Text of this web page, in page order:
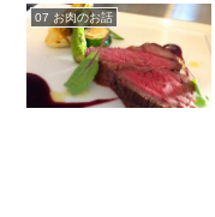
07 お肉のお話